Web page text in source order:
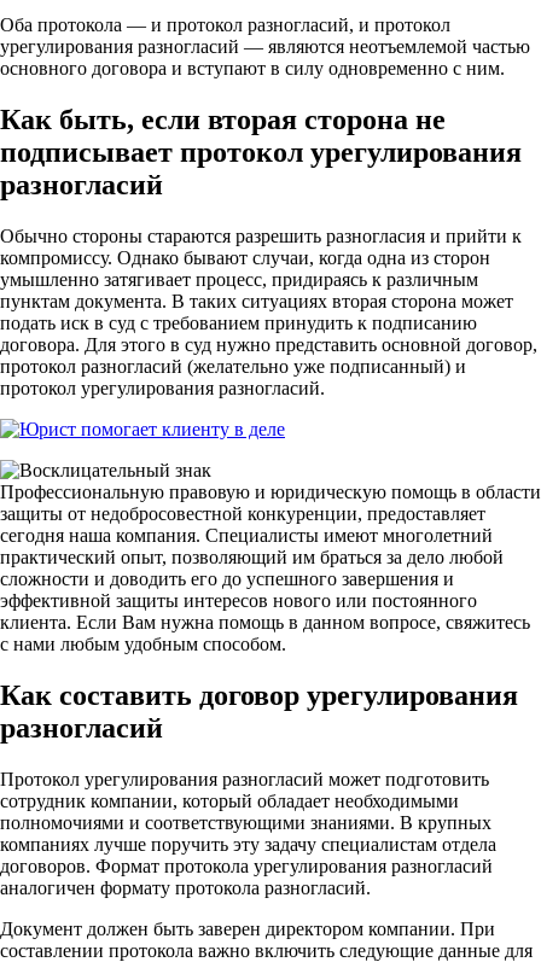
Оба протокола — и протокол разногласий, и протокол
урегулирования разногласий — являются неотъемлемой частью
основного договора и вступают в силу одновременно с ним.
Как быть, если вторая сторона не
подписывает протокол урегулирования
разногласий
Обычно стороны стараются разрешить разногласия и прийти к
компромиссу. Однако бывают случаи, когда одна из сторон
умышленно затягивает процесс, придираясь к различным
пунктам документа. В таких ситуациях вторая сторона может
подать иск в суд с требованием принудить к подписанию
договора. Для этого в суд нужно представить основной договор,
протокол разногласий (желательно уже подписанный) и
протокол урегулирования разногласий.
Профессиональную правовую и юридическую помощь в области
защиты от недобросовестной конкуренции, предоставляет
сегодня наша компания. Специалисты имеют многолетний
практический опыт, позволяющий им браться за дело любой
сложности и доводить его до успешного завершения и
эффективной защиты интересов нового или постоянного
клиента. Если Вам нужна помощь в данном вопросе, свяжитесь
с нами любым удобным способом.
Как составить договор урегулирования
разногласий
Протокол урегулирования разногласий может подготовить
сотрудник компании, который обладает необходимыми
полномочиями и соответствующими знаниями. В крупных
компаниях лучше поручить эту задачу специалистам отдела
договоров. Формат протокола урегулирования разногласий
аналогичен формату протокола разногласий.
Документ должен быть заверен директором компании. При
составлении протокола важно включить следующие данные для